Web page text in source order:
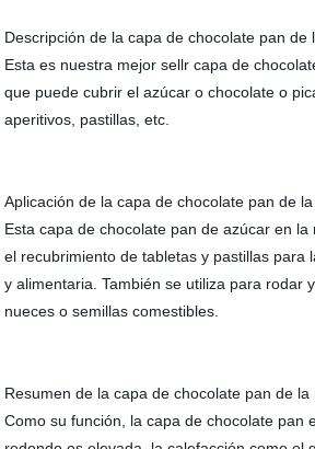
Descripción de la capa de chocolate pan de
Esta es nuestra mejor sellr capa de
que puede cubrir el azúcar o chocolate o
aperitivos, pastillas, etc.
Aplicación de la capa de chocolate pan de
Esta capa de chocolate pan de azúcar en la
el recubrimiento de tabletas y pastillas para
y alimentaria. También se utiliza para rodar
nueces o semillas comestibles.
Resumen de la capa de chocolate pan de la
Como su función, la capa de chocolate pan